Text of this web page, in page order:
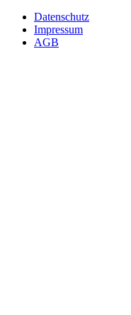
Datenschutz
Impressum
AGB